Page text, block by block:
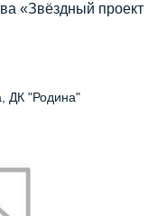
«Звёздный проект
ДК "Родина"